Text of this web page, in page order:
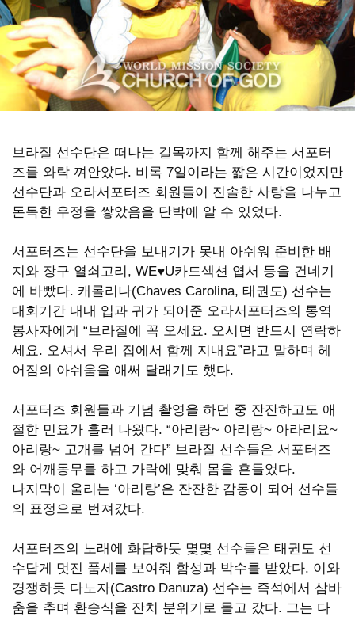
占
쎈
㈇
占
썼
퉪
��
옙
占
쏙
옙
占
썸
뤃
占
쏙
占
쏙
브라질 선수단은 떠나는 길목까지 함께 해주는 서포터
즈를 와락 껴안았다. 비록 7일이라는 짧은 시간이었지만
선수단과 오라서포터즈 회원들이 진솔한 사랑을 나누고
돈독한 우정을 쌓았음을 단박에 알 수 있었다.
서포터즈는 선수단을 보내기가 못내 아쉬워 준비한 배
지와 장구 열쇠고리, WE♥U카드섹션 엽서 등을 건네기
에 바빴다. 캐롤리나(Chaves Carolina, 태권도) 선수는
대회기간 내내 입과 귀가 되어준 오라서포터즈의 통역
봉사자에게 “브라질에 꼭 오세요. 오시면 반드시 연락하
세요. 오셔서 우리 집에서 함께 지내요”라고 말하며 헤
어짐의 아쉬움을 애써 달래기도 했다.
서포터즈 회원들과 기념 촬영을 하던 중 잔잔하고도 애
절한 민요가 흘러 나왔다. “아리랑~ 아리랑~ 아라리요~
아리랑~ 고개를 넘어 간다” 브라질 선수들은 서포터즈
와 어깨동무를 하고 가락에 맞춰 몸을 흔들었다.
나지막이 울리는 ‘아리랑’은 잔잔한 감동이 되어 선수들
의 표정으로 번져갔다.
서포터즈의 노래에 화답하듯 몇몇 선수들은 태권도 선
수답게 멋진 품세를 보여줘 함성과 박수를 받았다. 이와
경쟁하듯 다노자(Castro Danuza) 선수는 즉석에서 삼바
춤을 추며 환송식을 잔치 분위기로 몰고 갔다. 그는 다